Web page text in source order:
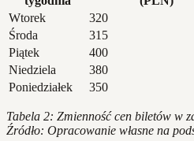
Wtorek
320
Środa
315
Piątek
400
Niedziela
380
Poniedziałek
350
Tabela 2: Zmienność cen biletów w
Źródło: Opracowanie własne na